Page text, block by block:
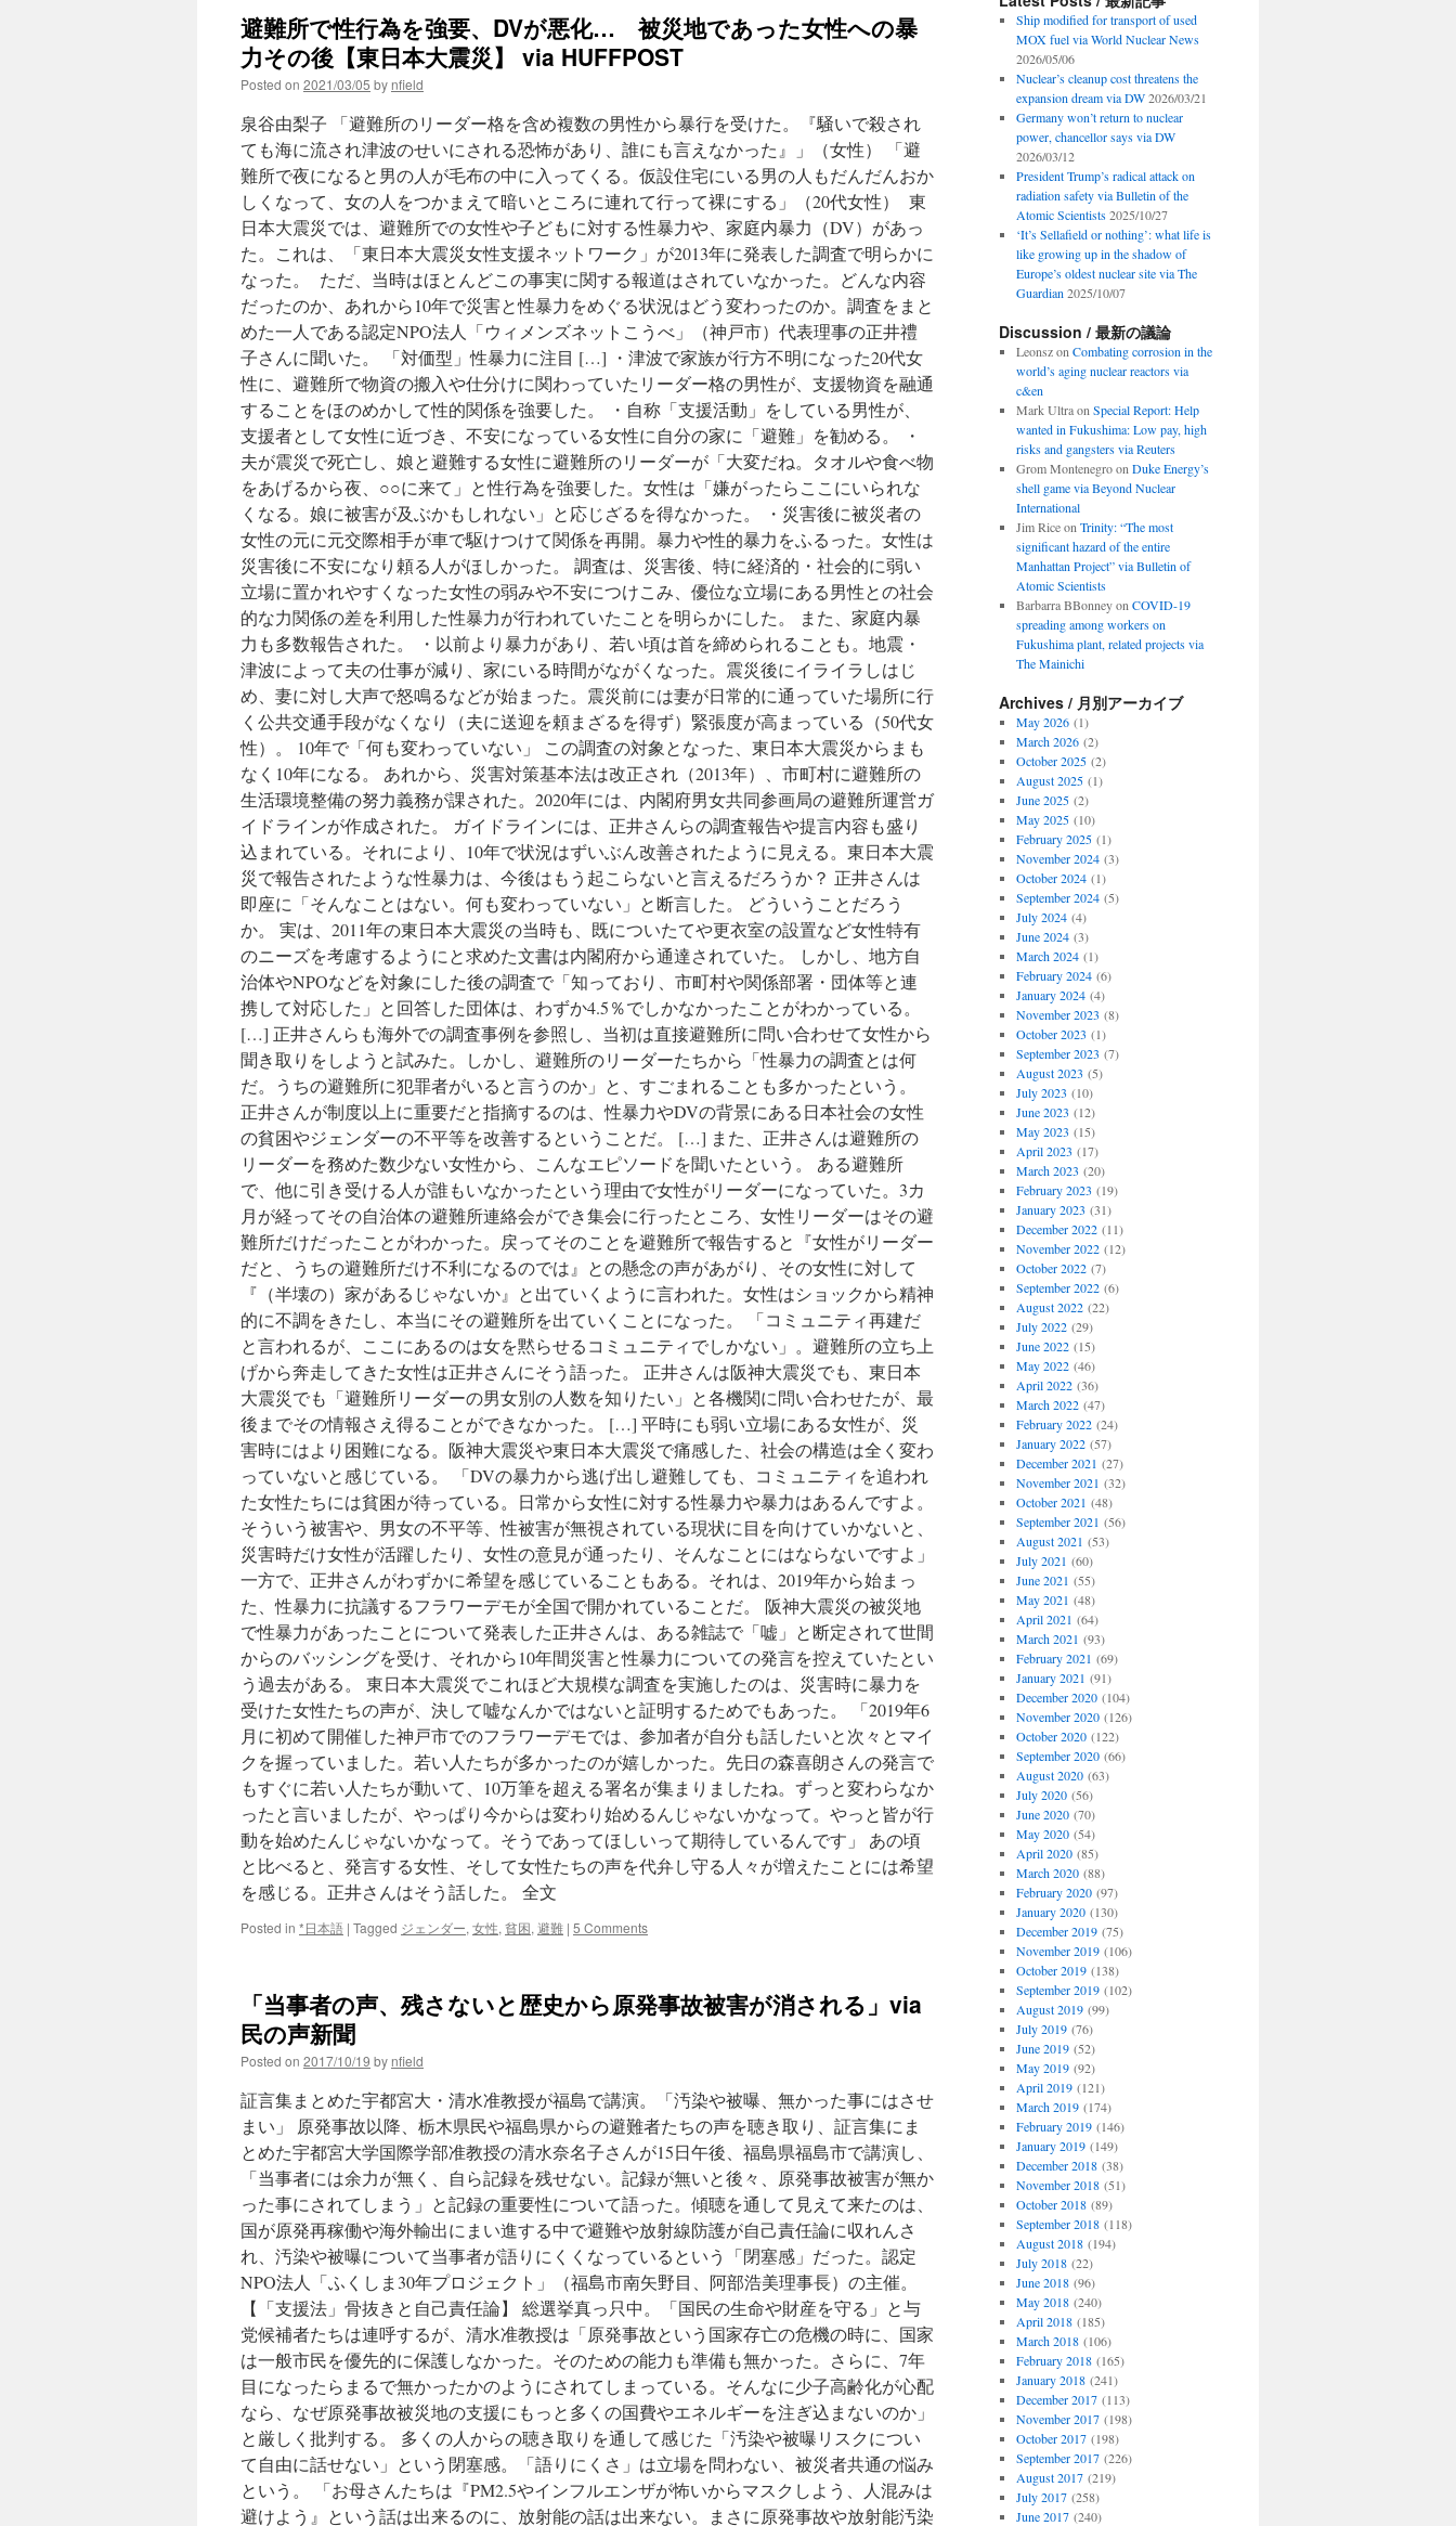
叫
れ
た
写
真
家・
亀
山
の
の
こ
さ
ん
「黙
っ
て
い
る
こ
と
ス
マ
ー
ト？
ち
っ
と
も
そ
う
思
わ
な
い」
via
東
京
新
聞
避難所で性行為を強要、DVが悪化… 被災地であった女性への暴
力その後【東日本大震災】 via HUFFPOST
Posted on 2021/03/05 by nfield
泉谷由梨子 「避難所のリーダー格を含め複数の男性から暴行を受けた。『騒いで殺され
ても海に流され津波のせいにされる恐怖があり、誰にも言えなかった』」（女性） 「避
難所で夜になると男の人が毛布の中に入ってくる。仮設住宅にいる男の人もだんだんおか
しくなって、女の人をつかまえて暗いところに連れて行って裸にする」（20代女性） 東
日本大震災では、避難所での女性や子どもに対する性暴力や、家庭内暴力（DV）があっ
た。これは、「東日本大震災女性支援ネットワーク」が2013年に発表した調査で明らかに
なった。 ただ、当時はほとんどこの事実に関する報道はされていなかった。どんな内容
だったのか、あれから10年で災害と性暴力をめぐる状況はどう変わったのか。調査をまと
めた一人である認定NPO法人「ウィメンズネットこうべ」（神戸市）代表理事の正井禮
子さんに聞いた。 「対価型」性暴力に注目 […] ・津波で家族が行方不明になった20代女
性に、避難所で物資の搬入や仕分けに関わっていたリーダー格の男性が、支援物資を融通
することをほのめかして性的関係を強要した。 ・自称「支援活動」をしている男性が、
支援者として女性に近づき、不安になっている女性に自分の家に「避難」を勧める。 ・
夫が震災で死亡し、娘と避難する女性に避難所のリーダーが「大変だね。タオルや食べ物
をあげるから夜、○○に来て」と性行為を強要した。女性は「嫌がったらここにいられな
くなる。娘に被害が及ぶかもしれない」と応じざるを得なかった。 ・災害後に被災者の
女性の元に元交際相手が車で駆けつけて関係を再開。暴力や性的暴力をふるった。女性は
災害後に不安になり頼る人がほしかった。 調査は、災害後、特に経済的・社会的に弱い
立場に置かれやすくなった女性の弱みや不安につけこみ、優位な立場にある男性との社会
的な力関係の差を利用した性暴力が行われていたことを明らかにした。 また、家庭内暴
力も多数報告された。 ・以前より暴力があり、若い頃は首を締められることも。地震・
津波によって夫の仕事が減り、家にいる時間がながくなった。震災後にイライラしはじ
め、妻に対し大声で怒鳴るなどが始まった。震災前には妻が日常的に通っていた場所に行
く公共交通手段がなくなり（夫に送迎を頼まざるを得ず）緊張度が高まっている（50代女
性）。 10年で「何も変わっていない」 この調査の対象となった、東日本大震災からまも
なく10年になる。 あれから、災害対策基本法は改正され（2013年）、市町村に避難所の
生活環境整備の努力義務が課された。2020年には、内閣府男女共同参画局の避難所運営ガ
イドラインが作成された。 ガイドラインには、正井さんらの調査報告や提言内容も盛り
込まれている。それにより、10年で状況はずいぶん改善されたように見える。東日本大震
災で報告されたような性暴力は、今後はもう起こらないと言えるだろうか？ 正井さんは
即座に「そんなことはない。何も変わっていない」と断言した。 どういうことだろう
か。 実は、2011年の東日本大震災の当時も、既についたてや更衣室の設置など女性特有
のニーズを考慮するようにと求めた文書は内閣府から通達されていた。 しかし、地方自
治体やNPOなどを対象にした後の調査で「知っており、市町村や関係部署・団体等と連
携して対応した」と回答した団体は、わずか4.5％でしかなかったことがわかっている。
[…] 正井さんらも海外での調査事例を参照し、当初は直接避難所に問い合わせて女性から
聞き取りをしようと試みた。しかし、避難所のリーダーたちから「性暴力の調査とは何
だ。うちの避難所に犯罪者がいると言うのか」と、すごまれることも多かったという。
正井さんが制度以上に重要だと指摘するのは、性暴力やDVの背景にある日本社会の女性
の貧困やジェンダーの不平等を改善するということだ。 […] また、正井さんは避難所の
リーダーを務めた数少ない女性から、こんなエピソードを聞いたという。 ある避難所
で、他に引き受ける人が誰もいなかったという理由で女性がリーダーになっていた。3カ
月が経ってその自治体の避難所連絡会ができ集会に行ったところ、女性リーダーはその避
難所だけだったことがわかった。戻ってそのことを避難所で報告すると『女性がリーダー
だと、うちの避難所だけ不利になるのでは』との懸念の声があがり、その女性に対して
『（半壊の）家があるじゃないか』と出ていくように言われた。女性はショックから精神
的に不調をきたし、本当にその避難所を出ていくことになった。 「コミュニティ再建だ
と言われるが、ここにあるのは女を黙らせるコミュニティでしかない」。避難所の立ち上
げから奔走してきた女性は正井さんにそう語った。 正井さんは阪神大震災でも、東日本
大震災でも「避難所リーダーの男女別の人数を知りたい」と各機関に問い合わせたが、最
後までその情報さえ得ることができなかった。 […] 平時にも弱い立場にある女性が、災
害時にはより困難になる。阪神大震災や東日本大震災で痛感した、社会の構造は全く変わ
っていないと感じている。 「DVの暴力から逃げ出し避難しても、コミュニティを追われ
た女性たちには貧困が待っている。日常から女性に対する性暴力や暴力はあるんですよ。
そういう被害や、男女の不平等、性被害が無視されている現状に目を向けていかないと、
災害時だけ女性が活躍したり、女性の意見が通ったり、そんなことにはならないですよ」
一方で、正井さんがわずかに希望を感じていることもある。それは、2019年から始まっ
た、性暴力に抗議するフラワーデモが全国で開かれていることだ。 阪神大震災の被災地
で性暴力があったことについて発表した正井さんは、ある雑誌で「嘘」と断定されて世間
からのバッシングを受け、それから10年間災害と性暴力についての発言を控えていたとい
う過去がある。 東日本大震災でこれほど大規模な調査を実施したのは、災害時に暴力を
受けた女性たちの声が、決して嘘なんかではないと証明するためでもあった。 「2019年6
月に初めて開催した神戸市でのフラワーデモでは、参加者が自分も話したいと次々とマイ
クを握っていました。若い人たちが多かったのが嬉しかった。先日の森喜朗さんの発言で
もすぐに若い人たちが動いて、10万筆を超える署名が集まりましたね。ずっと変わらなか
ったと言いましたが、やっぱり今からは変わり始めるんじゃないかなって。やっと皆が行
動を始めたんじゃないかなって。そうであってほしいって期待しているんです」 あの頃
と比べると、発言する女性、そして女性たちの声を代弁し守る人々が増えたことには希望
を感じる。正井さんはそう話した。 全文
Posted in *日本語 | Tagged ジェンダー, 女性, 貧困, 避難 | 5 Comments
「当事者の声、残さないと歴史から原発事故被害が消される」via
民の声新聞
Posted on 2017/10/19 by nfield
証言集まとめた宇都宮大・清水准教授が福島で講演。「汚染や被曝、無かった事にはさせ
まい」 原発事故以降、栃木県民や福島県からの避難者たちの声を聴き取り、証言集にま
とめた宇都宮大学国際学部准教授の清水奈名子さんが15日午後、福島県福島市で講演し、
「当事者には余力が無く、自ら記録を残せない。記録が無いと後々、原発事故被害が無か
った事にされてしまう」と記録の重要性について語った。傾聴を通して見えて来たのは、
国が原発再稼働や海外輸出にまい進する中で避難や放射線防護が自己責任論に収れんさ
れ、汚染や被曝について当事者が語りにくくなっているという「閉塞感」だった。認定
NPO法人「ふくしま30年プロジェクト」（福島市南矢野目、阿部浩美理事長）の主催。
【「支援法」骨抜きと自己責任論】 総選挙真っ只中。「国民の生命や財産を守る」と与
党候補者たちは連呼するが、清水准教授は「原発事故という国家存亡の危機の時に、国家
は一般市民を優先的に保護しなかった。そのための能力も準備も無かった。さらに、7年
目になったらまるで無かったかのようにされてしまっている。そんなに少子高齢化が心配
なら、なぜ原発事故被災地の支援にもっと多くの国費やエネルギーを注ぎ込まないのか」
と厳しく批判する。 多くの人からの聴き取りを通して感じた「汚染や被曝リスクについ
て自由に話せない」という閉塞感。「語りにくさ」は立場を問わない、被災者共通の悩み
という。 「お母さんたちは『PM2.5やインフルエンザが怖いからマスクしよう、人混みは
避けよう』という話は出来るのに、放射能の話は出来ない。まさに原発事故や放射能汚染
Ship modified for transport of used
MOX fuel via World Nuclear News
2026/05/06
Nuclear’s cleanup cost threatens the
expansion dream via DW 2026/03/21
Germany won’t return to nuclear
power, chancellor says via DW
2026/03/12
President Trump’s radical attack on
radiation safety via Bulletin of the
Atomic Scientists 2025/10/27
‘It’s Sellafield or nothing’: what life is
like growing up in the shadow of
Europe’s oldest nuclear site via The
Guardian 2025/10/07
Discussion / 最新の議論
Leonszon Combating corrosion in the
world’s aging nuclear reactors via
c&en
Mark Ultraon Special Report: Help
wanted in Fukushima: Low pay, high
risks and gangsters via Reuters
Grom Montenegroon Duke Energy’s
shell game via Beyond Nuclear
International
Jim Riceon Trinity: “The most
significant hazard of the entire
Manhattan Project” via Bulletin of
Atomic Scientists
Barbarra BBonneyon COVID-19
spreading among workers on
Fukushima plant, related projects via
The Mainichi
Archives / 月別アーカイブ
May 2026(1)
March 2026(2)
October 2025(2)
August 2025(1)
June 2025(2)
May 2025(10)
February 2025(1)
November 2024(3)
October 2024(1)
September 2024(5)
July 2024(4)
June 2024(3)
March 2024(1)
February 2024(6)
January 2024(4)
November 2023 (8)
October 2023 (1)
September 2023 (7)
August 2023 (5)
July 2023 (10)
June 2023 (12)
May 2023 (15)
April 2023 (17)
March 2023 (20)
February 2023 (19)
January 2023 (31)
December 2022(11)
November 2022(12)
October 2022(7)
September 2022(6)
August 2022(22)
July 2022(29)
June 2022(15)
May 2022(46)
April 2022(36)
March 2022(47)
February 2022(24)
January 2022(57)
December 2021 (27)
November 2021 (32)
October 2021 (48)
September 2021 (56)
August 2021 (53)
July 2021 (60)
June 2021 (55)
May 2021 (48)
April 2021 (64)
March 2021 (93)
February 2021 (69)
January 2021 (91)
December 2020(104)
November 2020(126)
October 2020(122)
September 2020(66)
August 2020(63)
July 2020(56)
June 2020(70)
May 2020(54)
April 2020(85)
March 2020(88)
February 2020(97)
January 2020(130)
December 2019(75)
November 2019(106)
October 2019(138)
September 2019(102)
August 2019(99)
July 2019(76)
June 2019(52)
May 2019(92)
April 2019(121)
March 2019(174)
February 2019(146)
January 2019(149)
December 2018(38)
November 2018(51)
October 2018(89)
September 2018(118)
August 2018(194)
July 2018(22)
June 2018(96)
May 2018(240)
April 2018(185)
March 2018(106)
February 2018(165)
January 2018(241)
December 2017(113)
November 2017(198)
October 2017(198)
September 2017(226)
August 2017(219)
July 2017(258)
June 2017(240)